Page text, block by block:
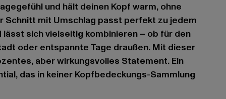
und hält deinen Kopf warm, ohne
Schnitt mit Umschlag passt perfekt zu jedem
sich vielseitig kombinieren – ob für den
oder entspannte Tage draußen. Mit dieser
aber wirkungsvolles Statement. Ein
das in keiner Kopfbedeckungs-Sammlung